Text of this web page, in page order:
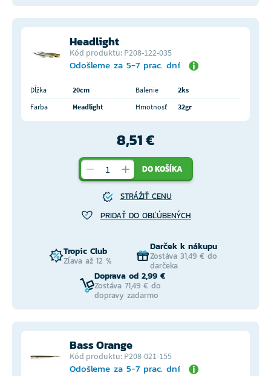
Headlight
Kód produktu: P208-122-035
Odošleme za 5-7 prac. dní
Dĺžka 20cm Balenie
2ks
Farba
Headlight Hmotnosť 32gr
8,51 €
DO KOŠÍKA
STRÁŽIŤ CENU
PRIDAŤ DO OBĽÚBENÝCH
Tropic Club
Zľava až 12 %
Darček k nákupu
Zostáva 31,49 € do
darčeka
Doprava od 2,99 €
Zostáva 71,49 € do
dopravy zadarmo
Bass Orange
Kód produktu: P208-021-155
Odošleme za 5-7 prac. dní